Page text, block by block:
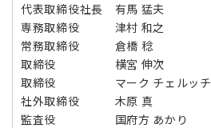
代表取締役社長 有馬 猛夫
専務取締役 津村 和之
常務取締役 倉橋 稔
取締役 横宮 伸次
取締役 マーク チェルッチ
社外取締役 木原 真
監査役 国府方 あかり